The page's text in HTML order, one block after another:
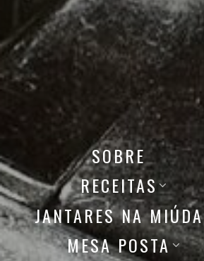
SOBRE
RECEITAS
JANTARES NA MIÚDA
MESA POSTA